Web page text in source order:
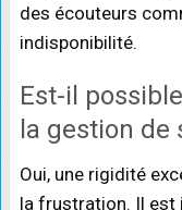
des écouteurs
indisponibilité.
Est-il
la gestion de
Oui, une rigidité
la frustration. Il est